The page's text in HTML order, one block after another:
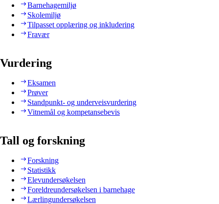
Barnehagemiljø
Skolemiljø
Tilpasset opplæring og inkludering
Fravær
Vurdering
Eksamen
Prøver
Standpunkt- og underveisvurdering
Vitnemål og kompetansebevis
Tall og forskning
Forskning
Statistikk
Elevundersøkelsen
Foreldreundersøkelsen i barnehage
Lærlingundersøkelsen